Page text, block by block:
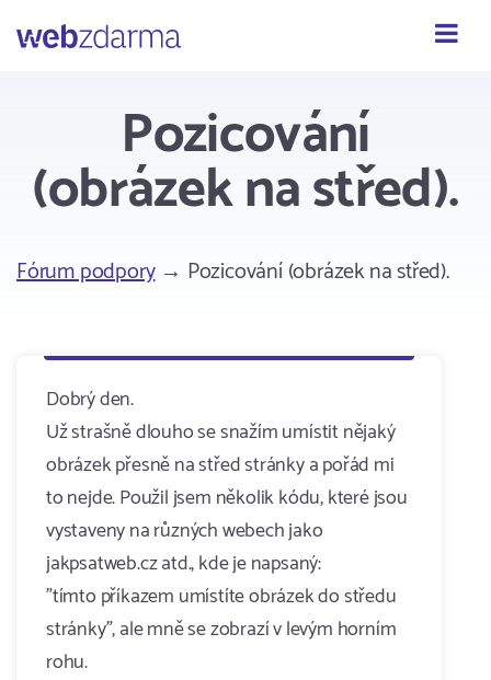
Webzdarma
Pozicování
(obrázek na střed).
Fórum podpory→ Pozicování (obrázek na střed).
Dobrý den.
Už strašně dlouho se snažím umístit nějaký
obrázek přesně na střed stránky a pořád mi
to nejde. Použil jsem několik kódu, které jsou
vystaveny na různých webech jako
jakpsatweb.cz atd., kde je napsaný:
"tímto příkazem umístíte obrázek do středu
stránky", ale mně se zobrazí v levým horním
rohu.